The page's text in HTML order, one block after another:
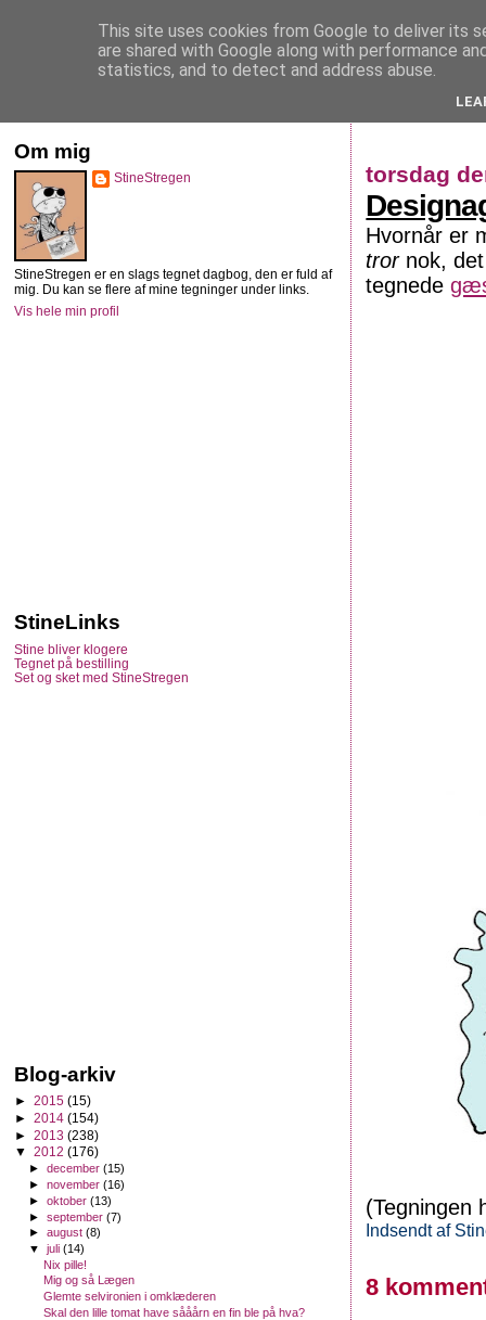
StineStregen
torsdag
Hvornår er
trornok, det
tegnede
(Tegningen
Indsendt af
8
Om mig
StineStregen
StineStregen er en slags tegnet dagbog, den er fuld af
mig. Du kan se flere af mine tegninger under links.
Vis hele min profil
StineLinks
Stine bliver klogere
Tegnet på bestilling
Set og sket med StineStregen
Blog-arkiv
► 2015 (15)
► 2014 (154)
► 2013 (238)
▼ 2012 (176)
►december(15)
►november(16)
►oktober(13)
►september(7)
►august(8)
▼juli(14)
Nix pille!
Mig og så Lægen
Glemte selvironien i omklæderen
Skal den lille tomat have sååårn en fin ble på hva?
This site uses cookies from Google to deliver its
are shared with Google along with performance
statistics, and to detect and address abuse.